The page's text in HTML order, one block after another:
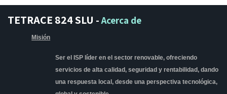
TETRACE 824 SLU -Acerca de
Misión
Ser el ISP líder en el sector renovable, ofreciendo
servicios de alta calidad, seguridad y rentabilidad, dando
una respuesta local, desde una perspectiva tecnológica,